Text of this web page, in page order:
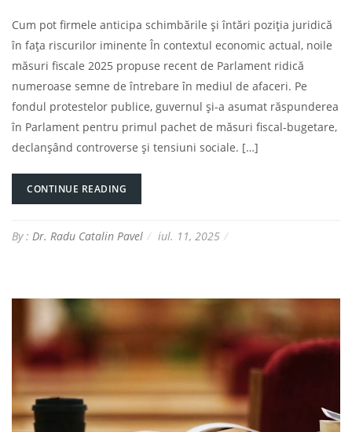
Cum pot firmele anticipa schimbările și întări poziția juridică
în fața riscurilor iminente În contextul economic actual, noile
măsuri fiscale 2025 propuse recent de Parlament ridică
numeroase semne de întrebare în mediul de afaceri. Pe
fondul protestelor publice, guvernul și-a asumat răspunderea
în Parlament pentru primul pachet de măsuri fiscal-bugetare,
declanșând controverse și tensiuni sociale. […]
CONTINUE READING
By : Dr. Radu Catalin Pavel iul. 11, 2025